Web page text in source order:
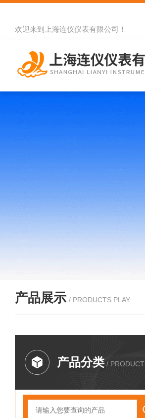
欢迎来到 上海连仪仪表有限公司 ！
产品展示 / PRODUCTS PLAY
产品分类 / PRODUCT